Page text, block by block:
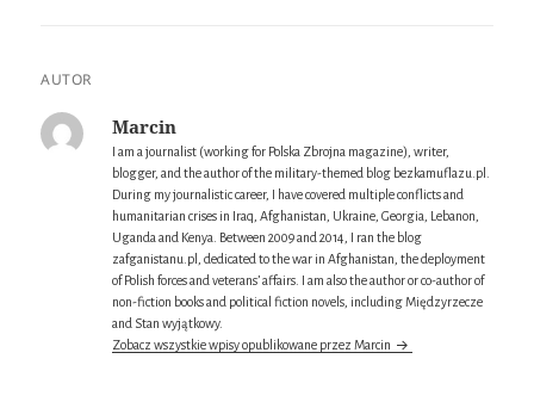
AUTOR
Marcin
I am a journalist (working for Polska Zbrojna magazine), writer,
blogger, and the author of the military-themed blog bezkamuflazu.pl.
During my journalistic career, I have covered multiple conflicts and
humanitarian crises in Iraq, Afghanistan, Ukraine, Georgia, Lebanon,
Uganda and Kenya. Between 2009 and 2014, I ran the blog
zafganistanu.pl, dedicated to the war in Afghanistan, the deployment
of Polish forces and veterans’ affairs. I am also the author or co-author of
non-fiction books and political fiction novels, including Międzyrzecze
and Stan wyjątkowy.
Zobacz wszystkie wpisy opublikowane przez Marcin